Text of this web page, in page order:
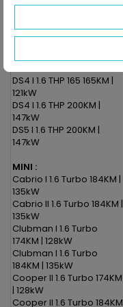
165 165KM | 121kW
121kW
DS4 I 1.6 THP 165 165KM |
121kW
DS4 I 1.6 THP 200KM |
147kW
DS5 I 1.6 THP 200KM |
147kW
MINI :
Cabrio I 1.6 Turbo 184KM |
135kW
Cabrio II 1.6 Turbo 184KM |
135kW
Clubman I 1.6 Turbo
174KM | 128kW
Clubman I 1.6 Turbo
184KM | 135kW
Cooper II 1.6 Turbo 174KM
| 128kW
Cooper II 1.6 Turbo 184KM